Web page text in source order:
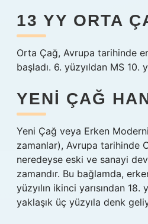
13 YY ORTA
Orta Çağ, Avrupa tarihinde
başladı. 6. yüzyıldan MS 10.
YENI ÇAĞ
Yeni Çağ veya Erken
zamanlar), Avrupa tarihinde
neredeyse eski ve sanayi
zamandır. Bu bağlamda,
yüzyılın ikinci yarısından 18.
yaklaşık üç yüzyıla denk